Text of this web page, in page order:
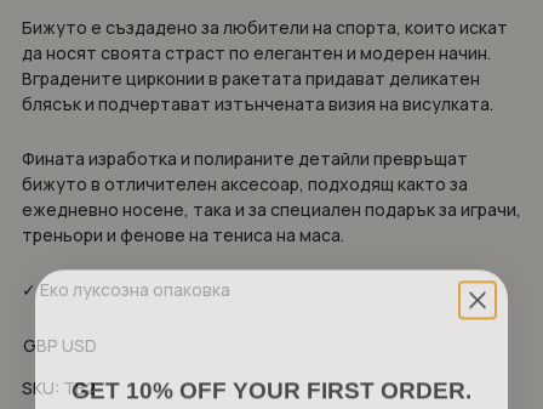
Бижуто е създадено за любители на спорта, които искат
да носят своята страст по елегантен и модерен начин.
Вградените цирконии в ракетата придават деликатен
блясък и подчертават изтънчената визия на висулката.
Фината изработка и полираните детайли превръщат
бижуто в отличителен аксесоар, подходящ както за
ежедневно носене, така и за специален подарък за играчи,
треньори и фенове на тениса на маса.
✓ Еко луксозна опаковка
GBP USD
SKU: TB2
GET 10% OFF YOUR FIRST ORDER.